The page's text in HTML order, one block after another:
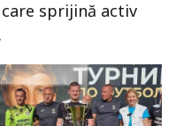
sprijină activ